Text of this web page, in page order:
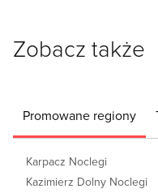
Zobacz także
Promowane regiony
Karpacz Noclegi
Kazimierz Dolny Noclegi